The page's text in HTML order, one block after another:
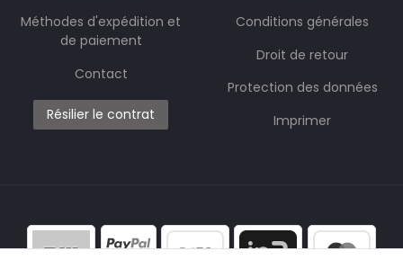
Méthodes d'expédition et
de paiement
Contact
Résilier le contrat
Conditions générales
Droit de retour
Protection des données
Imprimer